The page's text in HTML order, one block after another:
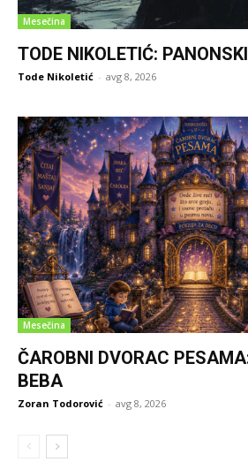
Mesečina
TODE NIKOLETIĆ:
Tode Nikoletić - avg 8, 2026
Mesečina
ČAROBNI DVORAC
BEBA
Zoran Todorović - avg 8, 2026